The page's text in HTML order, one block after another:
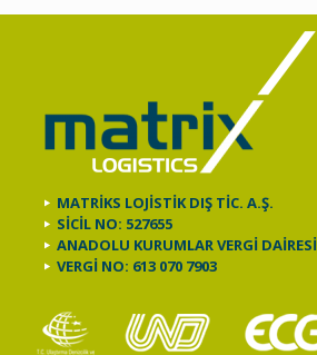
MATRİKS LOJİSTİK DIŞ TİC. A.Ş.
SİCİL NO: 527655
ANADOLU KURUMLAR VERGİ DAİRESİ
VERGİ NO: 613 070 7903